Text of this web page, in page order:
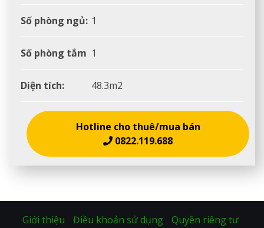
Số phòng ngủ: 1
Số phòng tắm 1
Diện tích: 48.3m2
Hotline cho thuê/mua bán
0822.119.688
Giới thiệu Điều khoản sử dụng
Quyền riêng tư